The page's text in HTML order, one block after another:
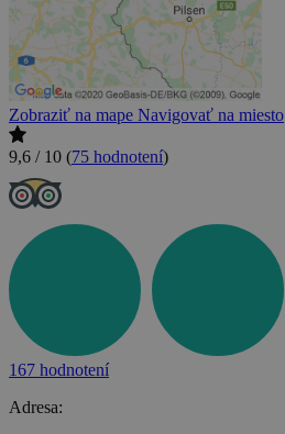
Zobraziť na mape Navigovať na miesto
9,6 / 10 (75 hodnotení)
167 hodnotení
Adresa: